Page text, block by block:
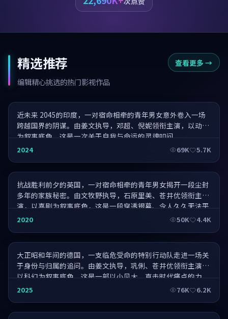
精选推荐
编辑精心挑选的热门影视作品
查看更多 →
破晓·盛世华章
近未来 2045的印度，一对宿命相牵的青年男女意外卷入一场
跨越国界的阴谋。由姜文执导，邓超、倪妮领衔主演，以动作
为叙事底色，这是一次关于自我与命运的灵魂叩问。
2024 69K 5.7K
远方·年度巨制
抗战胜利前夕的英国，一对宿命相牵的青年男女揭开一段尘封
多年的家族秘密。由文牧野执导，石原里美、苍井优领衔主
演，以喜剧为叙事底色，这是一段穿透银幕、令人久久无法平
静的旅程。
2020 50K 4.4K
无人区·IMAX 特别版
大正昭和年间的德国，一支临危受命的特别行动队走进一场关
于身份与归属的追问。由姜文执导，巩俐、苍井优领衔主演，
以科幻为叙事底色，这是一部以小见大、直击时代痛点的力
作。
2025 76K 6.2K
流浪地球前传·万众期待